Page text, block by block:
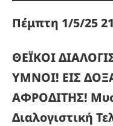
Πέμπτη 1/5/25
ΘΕΪΚΟΙ
ΥΜΝΟΙ! ΕΙΣ
ΑΦΡΟΔΙΤΗΣ!
Διαλογιστική